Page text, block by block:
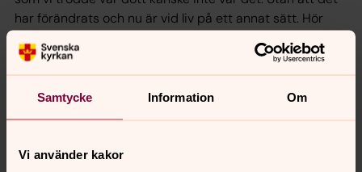
Samtycke Information Om
Vi använder kakor
har förändrats och nu är vid liv på ett annat sätt. Hör
denna påskdag.
och Leena-Kaisa Wassberg, och kantor Hille Larsson.